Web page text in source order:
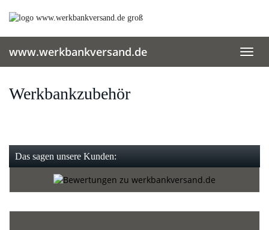
www.werkbankversand.de
Werkbankzubehör
Das sagen unsere Kunden: